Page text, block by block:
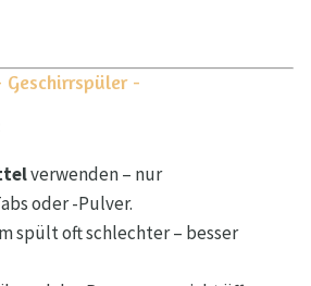
Geschirrspüler -
verwenden – nur
oder -Pulver.
spült oft schlechter – besser